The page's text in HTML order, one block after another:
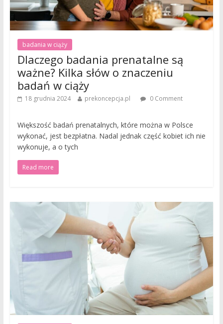
badania w ciąży
Dlaczego badania prenatalne są
ważne? Kilka słów o znaczeniu
badań w ciąży
18 grudnia 2024 prekoncepcja.pl 0 Comment
Większość badań prenatalnych, które można w Polsce
wykonać, jest bezpłatna. Nadal jednak część kobiet ich nie
wykonuje, a o tych
Read more